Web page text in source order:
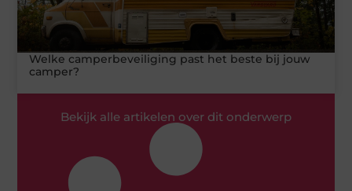
Welke camperbeveiliging past het beste bij jouw
camper?
Bekijk alle artikelen over dit onderwerp